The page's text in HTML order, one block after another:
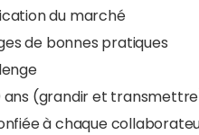
du marché
de bonnes pratiques
ans (grandir et
à chaque